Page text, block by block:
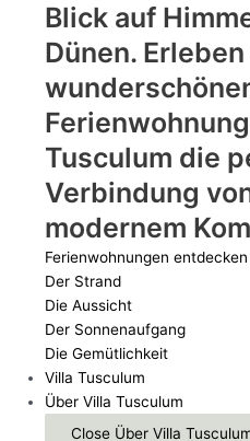
Blick auf
Dünen.
Tusculum die
Verbindung
modernem
Ferienwohnungen entdecken
Der Strand
Die Aussicht
Der Sonnenaufgang
Die Gemütlichkeit
Villa Tusculum
Über Villa Tusculum
Close Über Villa